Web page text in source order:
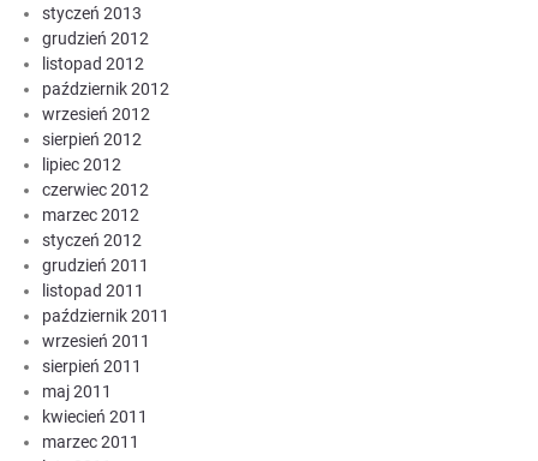
styczeń 2013
grudzień 2012
listopad 2012
październik 2012
wrzesień 2012
sierpień 2012
lipiec 2012
czerwiec 2012
marzec 2012
styczeń 2012
grudzień 2011
listopad 2011
październik 2011
wrzesień 2011
sierpień 2011
maj 2011
kwiecień 2011
marzec 2011